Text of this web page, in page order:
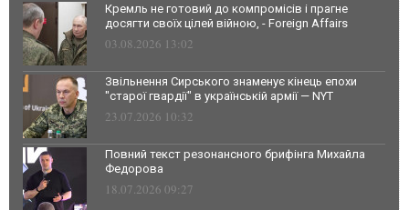
Кремль не готовий до компромісів і прагне
досягти своїх цілей війною, - Foreign Affairs
03.08.2026 13:02
Звільнення Сирського знаменує кінець епохи
"старої гвардії" в українській армії — NYT
23.07.2026 10:32
Повний текст резонансного брифінга Михайла
Федорова
18.07.2026 09:27